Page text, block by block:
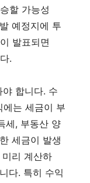
할 가능성
예정지에 투
발표되면
.
합니다. 수
에는 세금이 부
세, 부동산 양
세금이 발생
리 계산하
다. 특히 수익